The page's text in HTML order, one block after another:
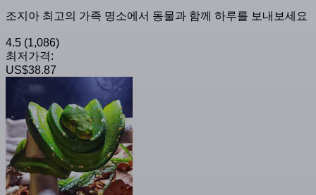
조지아 최고의 가족 명소에서 동물과 함께 하루를 보내보세요
4.5 (1,086)
최저가격:
US$38.87